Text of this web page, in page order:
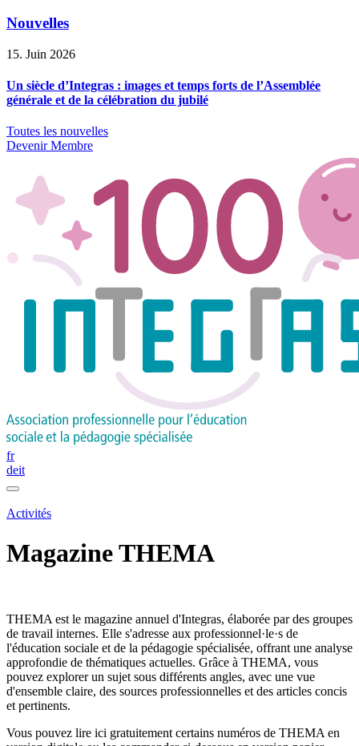
Nouvelles
15. Juin 2026
Un siècle d’Integras : images et temps forts de l’Assemblée
générale et de la célébration du jubilé
Toutes les nouvelles
Devenir Membre
fr
deit
Activités
Magazine THEMA
THEMA est le magazine annuel d'Integras, élaborée par des groupes
de travail internes. Elle s'adresse aux professionnel·le·s de
l'éducation sociale et de la pédagogie spécialisée, offrant une analyse
approfondie de thématiques actuelles. Grâce à THEMA, vous
pouvez explorer un sujet sous différents angles, avec une vue
d'ensemble claire, des sources professionnelles et des articles concis
et pertinents.
Vous pouvez lire ici gratuitement certains numéros de THEMA en